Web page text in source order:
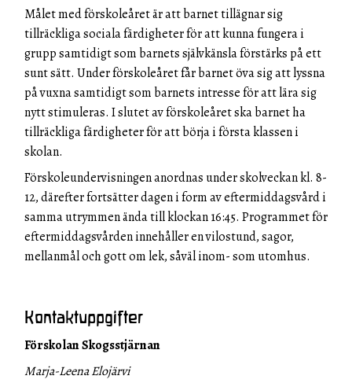
Målet med förskoleåret är att barnet tillägnar sig
tillräckliga sociala färdigheter för att kunna fungera i
grupp samtidigt som barnets självkänsla förstärks på ett
sunt sätt. Under förskoleåret får barnet öva sig att lyssna
på vuxna samtidigt som barnets intresse för att lära sig
nytt stimuleras. I slutet av förskoleåret ska barnet ha
tillräckliga färdigheter för att börja i första klassen i
skolan.
Förskoleundervisningen anordnas under skolveckan kl. 8-
12, därefter fortsätter dagen i form av eftermiddagsvård i
samma utrymmen ända till klockan 16:45. Programmet för
eftermiddagsvården innehåller en vilostund, sagor,
mellanmål och gott om lek, såväl inom- som utomhus.
Kontaktuppgifter
Förskolan Skogsstjärnan
Marja-Leena Elojärvi